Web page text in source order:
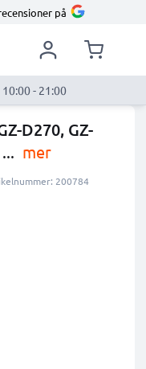
på
- 21:00
D270, GZ-
... mer
200784